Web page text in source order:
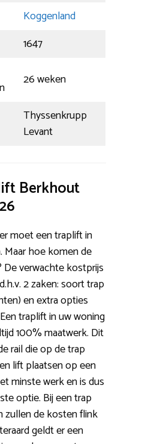
Koggenland
1647
26 weken
Thyssenkrupp
Levant
Berkhout
moet een traplift in
hoe komen de
verwachte kostprijs
2 zaken: soort trap
en extra opties
traplift in uw woning
100% maatwerk. Dit
rail die op de trap
lift plaatsen op een
minste werk en is dus
optie. Bij een trap
zullen de kosten flink
geldt er een